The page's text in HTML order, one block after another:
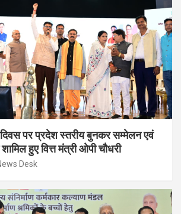
दिवस पर प्रदेश स्तरीय बुनकर सम्मेलन एवं
हुए वित्त मंत्री ओपी चौधरी
Desk